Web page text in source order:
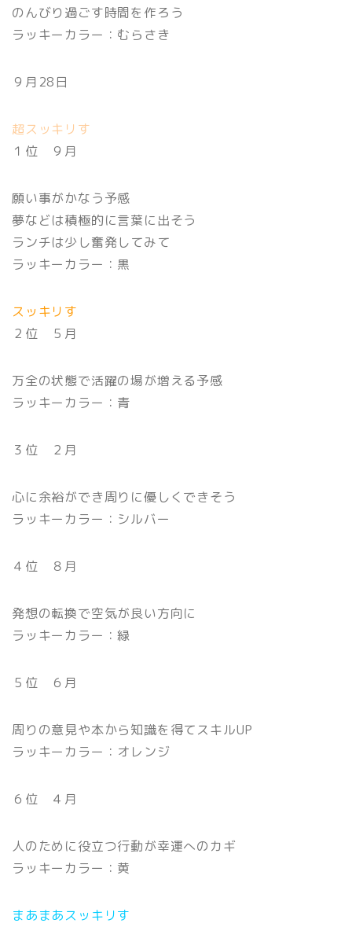
のんびり過ごす時間を作ろう
ラッキーカラー：むらさき
９月28日
超スッキリす
１位 ９月
願い事がかなう予感
夢などは積極的に言葉に出そう
ランチは少し奮発してみて
ラッキーカラー：黒
スッキリす
２位 ５月
万全の状態で活躍の場が増える予感
ラッキーカラー：青
３位 ２月
心に余裕ができ周りに優しくできそう
ラッキーカラー：シルバー
４位 ８月
発想の転換で空気が良い方向に
ラッキーカラー：緑
５位 ６月
周りの意見や本から知識を得てスキルUP
ラッキーカラー：オレンジ
６位 ４月
人のために役立つ行動が幸運へのカギ
ラッキーカラー：黄
まあまあスッキリす